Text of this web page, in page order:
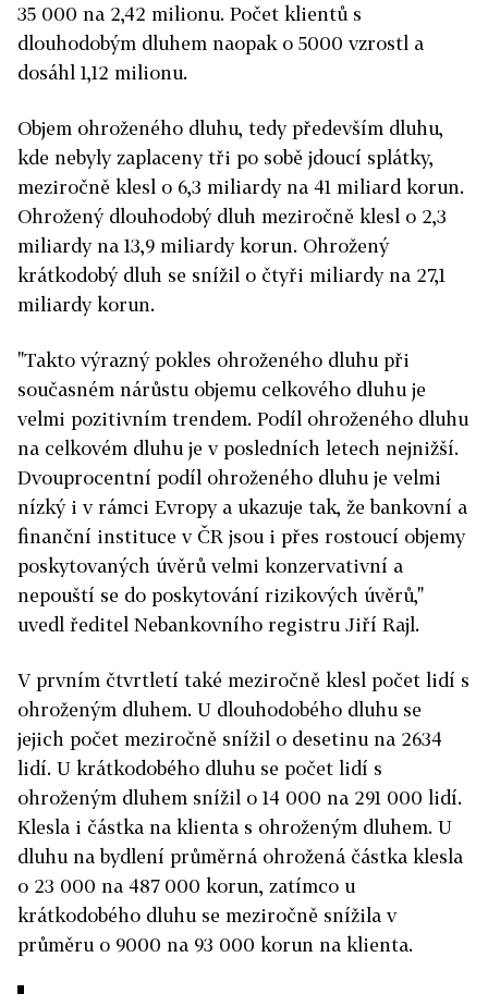
35 000 na 2,42 milionu. Počet klientů s
dlouhodobým dluhem naopak o 5000 vzrostl a
dosáhl 1,12 milionu.
Objem ohroženého dluhu, tedy především dluhu,
kde nebyly zaplaceny tři po sobě jdoucí splátky,
meziročně klesl o 6,3 miliardy na 41 miliard korun.
Ohrožený dlouhodobý dluh meziročně klesl o 2,3
miliardy na 13,9 miliardy korun. Ohrožený
krátkodobý dluh se snížil o čtyři miliardy na 27,1
miliardy korun.
"Takto výrazný pokles ohroženého dluhu při
současném nárůstu objemu celkového dluhu je
velmi pozitivním trendem. Podíl ohroženého dluhu
na celkovém dluhu je v posledních letech nejnižší.
Dvouprocentní podíl ohroženého dluhu je velmi
nízký i v rámci Evropy a ukazuje tak, že bankovní a
finanční instituce v ČR jsou i přes rostoucí objemy
poskytovaných úvěrů velmi konzervativní a
nepouští se do poskytování rizikových úvěrů,"
uvedl ředitel Nebankovního registru Jiří Rajl.
V prvním čtvrtletí také meziročně klesl počet lidí s
ohroženým dluhem. U dlouhodobého dluhu se
jejich počet meziročně snížil o desetinu na 2634
lidí. U krátkodobého dluhu se počet lidí s
ohroženým dluhem snížil o 14 000 na 291 000 lidí.
Klesla i částka na klienta s ohroženým dluhem. U
dluhu na bydlení průměrná ohrožená částka klesla
o 23 000 na 487 000 korun, zatímco u
krátkodobého dluhu se meziročně snížila v
průměru o 9000 na 93 000 korun na klienta.